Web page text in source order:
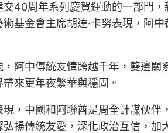
40周年系列慶賀運動的一部門
基金會主席胡達·卡努表現，阿
阿中傳統友情跨越千年，雙邊
來更年夜繁華與穩固。
，中國和阿聯酋是周全計謀伙
揚傳統友愛，深化政治互信，